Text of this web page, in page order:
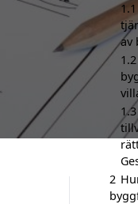
1.1
av
1.2
1.3
2